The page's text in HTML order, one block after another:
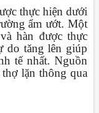
thực hiện dưới
ẩm ướt. Một
hàn được thực
do tăng lên giúp
tế nhất. Nguồn
lặn thông qua